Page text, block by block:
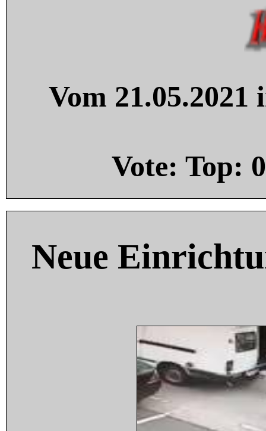
Vom
Vote: Top: 0
Neue